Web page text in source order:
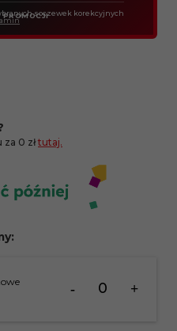
soczewek korekcyjnych
PROMOCJI
za 0 złtutaj.
dla